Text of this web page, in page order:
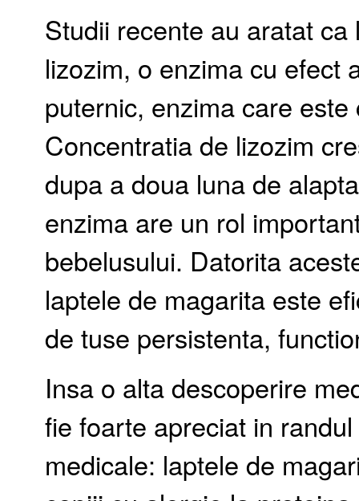
Studii recente au aratat
lizozim, o enzima cu efect
puternic, enzima care
Concentratia de lizozim
dupa a doua luna de
enzima are un rol
bebelusului. Datorita
laptele de magarita este
de tuse persistenta,
Insa o alta descoperire
fie foarte apreciat in
medicale: laptele de